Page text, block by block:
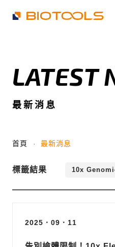
LATEST
最新消息
首頁 最新消息
標籤結果 10x
2025．09．11